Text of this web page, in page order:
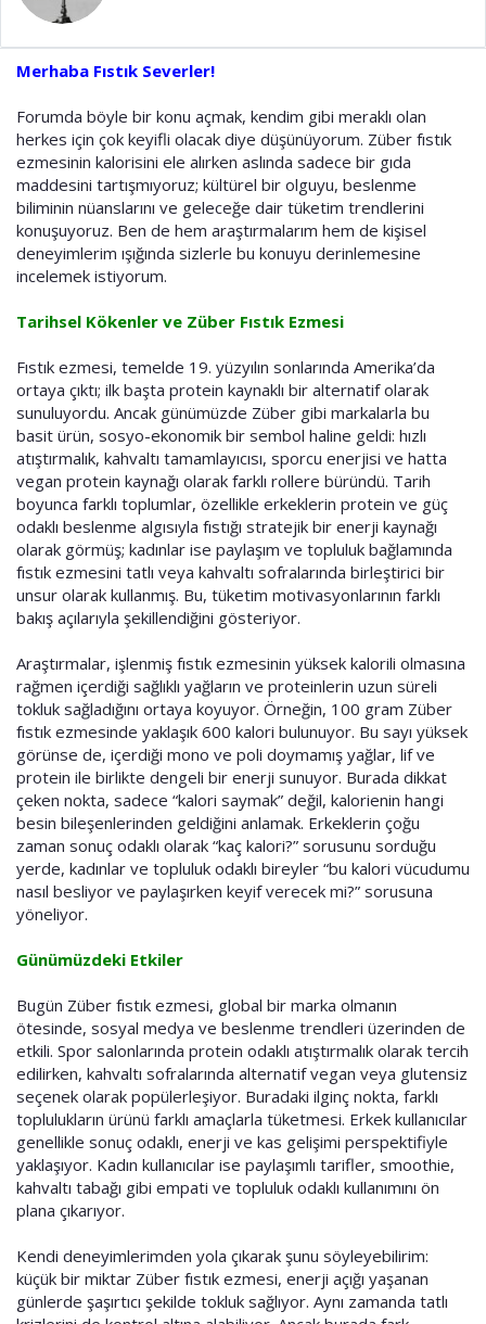
a
h
i
Merhaba Fıstık Severler!
Forumda böyle bir konu açmak, kendim gibi meraklı olan
herkes için çok keyifli olacak diye düşünüyorum. Züber fıstık
ezmesinin kalorisini ele alırken aslında sadece bir gıda
maddesini tartışmıyoruz; kültürel bir olguyu, beslenme
biliminin nüanslarını ve geleceğe dair tüketim trendlerini
konuşuyoruz. Ben de hem araştırmalarım hem de kişisel
deneyimlerim ışığında sizlerle bu konuyu derinlemesine
incelemek istiyorum.
Tarihsel Kökenler ve Züber Fıstık Ezmesi
Fıstık ezmesi, temelde 19. yüzyılın sonlarında Amerika’da
ortaya çıktı; ilk başta protein kaynaklı bir alternatif olarak
sunuluyordu. Ancak günümüzde Züber gibi markalarla bu
basit ürün, sosyo-ekonomik bir sembol haline geldi: hızlı
atıştırmalık, kahvaltı tamamlayıcısı, sporcu enerjisi ve hatta
vegan protein kaynağı olarak farklı rollere büründü. Tarih
boyunca farklı toplumlar, özellikle erkeklerin protein ve güç
odaklı beslenme algısıyla fıstığı stratejik bir enerji kaynağı
olarak görmüş; kadınlar ise paylaşım ve topluluk bağlamında
fıstık ezmesini tatlı veya kahvaltı sofralarında birleştirici bir
unsur olarak kullanmış. Bu, tüketim motivasyonlarının farklı
bakış açılarıyla şekillendiğini gösteriyor.
Araştırmalar, işlenmiş fıstık ezmesinin yüksek kalorili olmasına
rağmen içerdiği sağlıklı yağların ve proteinlerin uzun süreli
tokluk sağladığını ortaya koyuyor. Örneğin, 100 gram Züber
fıstık ezmesinde yaklaşık 600 kalori bulunuyor. Bu sayı yüksek
görünse de, içerdiği mono ve poli doymamış yağlar, lif ve
protein ile birlikte dengeli bir enerji sunuyor. Burada dikkat
çeken nokta, sadece “kalori saymak” değil, kalorienin hangi
besin bileşenlerinden geldiğini anlamak. Erkeklerin çoğu
zaman sonuç odaklı olarak “kaç kalori?” sorusunu sorduğu
yerde, kadınlar ve topluluk odaklı bireyler “bu kalori vücudumu
nasıl besliyor ve paylaşırken keyif verecek mi?” sorusuna
yöneliyor.
Günümüzdeki Etkiler
Bugün Züber fıstık ezmesi, global bir marka olmanın
ötesinde, sosyal medya ve beslenme trendleri üzerinden de
etkili. Spor salonlarında protein odaklı atıştırmalık olarak tercih
edilirken, kahvaltı sofralarında alternatif vegan veya glutensiz
seçenek olarak popülerleşiyor. Buradaki ilginç nokta, farklı
toplulukların ürünü farklı amaçlarla tüketmesi. Erkek kullanıcılar
genellikle sonuç odaklı, enerji ve kas gelişimi perspektifiyle
yaklaşıyor. Kadın kullanıcılar ise paylaşımlı tarifler, smoothie,
kahvaltı tabağı gibi empati ve topluluk odaklı kullanımını ön
plana çıkarıyor.
Kendi deneyimlerimden yola çıkarak şunu söyleyebilirim:
küçük bir miktar Züber fıstık ezmesi, enerji açığı yaşanan
günlerde şaşırtıcı şekilde tokluk sağlıyor. Aynı zamanda tatlı